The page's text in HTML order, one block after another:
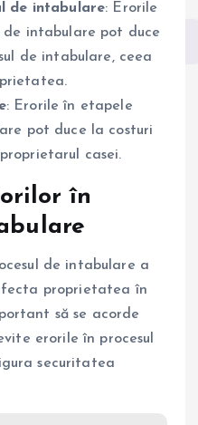
de intabulare: Erorile
de intabulare pot duce
de intabulare, ceea
: Erorile în etapele
pot duce la costuri
casei.
în
de intabulare a
proprietatea în
să se acorde
erorile în procesul
securitatea